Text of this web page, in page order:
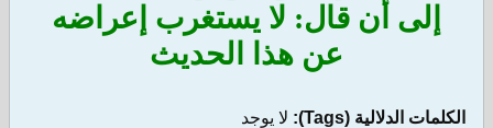
إلى أن قال: لا يستغرب إعراضه
عن هذا الحديث
الكلمات الدلالية (Tags): لا يوجد